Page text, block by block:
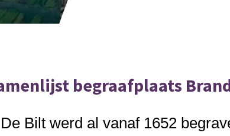
begraafplaats
Bilt werd al vanaf 1652